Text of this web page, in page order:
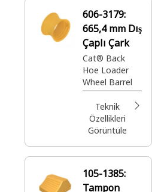
606-3179:
665,4 mm Dış
Çaplı Çark
Cat® Back
Hoe Loader
Wheel Barrel
Teknik
Özellikleri
Görüntüle
105-1385:
Tampon